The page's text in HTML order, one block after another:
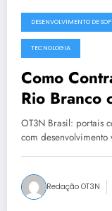
julho 19, 2025
DESENVOLVIMENTO DE
TECNOLOGIA
Como
Rio Branco
Brasil
OT3N Brasil: portais
com
Redação OT3N